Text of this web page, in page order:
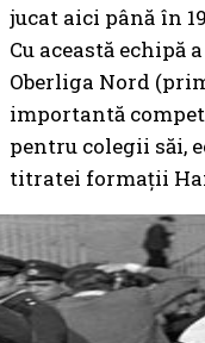
jucat aici până în
Cu această echipă
Oberliga Nord
importantă
pentru colegii săi,
titratei formații